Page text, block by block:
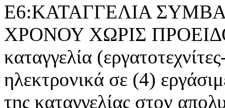
Ε6:ΚΑΤΑΓΓΕΛΙΑ
ΧΡΟΝΟΥ ΧΩΡΙΣ
καταγγελία
ηλεκτρονικά σε (4)
της καταγγελίας στον